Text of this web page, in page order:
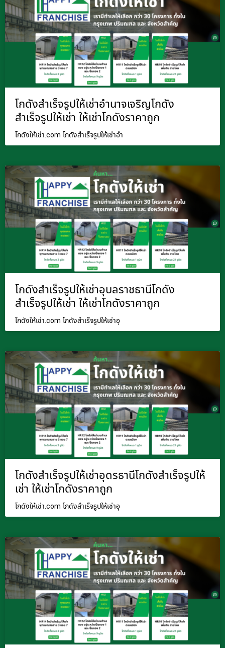
โกดังสำเร็จรูปให้เช่าอำนาจเจริญโกดัง
สำเร็จรูปให้เช่า ให้เช่าโกดังราคาถูก
โกดังให้เช่า.com โกดังสำเร็จรูปให้เช่าอำ
โกดังสำเร็จรูปให้เช่าอุบลราชธานีโกดัง
สำเร็จรูปให้เช่า ให้เช่าโกดังราคาถูก
โกดังให้เช่า.com โกดังสำเร็จรูปให้เช่าอุ
โกดังสำเร็จรูปให้เช่าอุดรธานีโกดังสำเร็จรูปให้
เช่า ให้เช่าโกดังราคาถูก
โกดังให้เช่า.com โกดังสำเร็จรูปให้เช่าอุ